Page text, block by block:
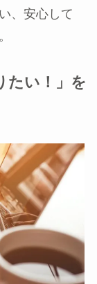
、安心して
たい！」を